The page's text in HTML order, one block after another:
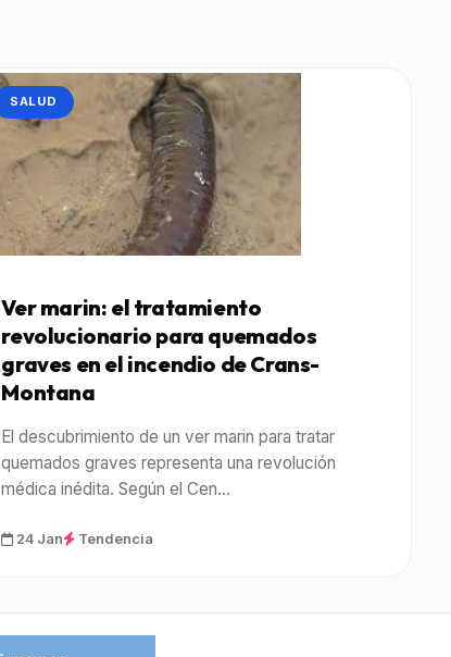
CATEGORÍA:
SALUD
Ver marin: el tratamiento
revolucionario para quemados
graves en el incendio de Crans-
Montana
El descubrimiento de un ver marin para tratar
quemados graves representa una revolución
médica inédita. Según el Cen...
24 Jan Tendencia